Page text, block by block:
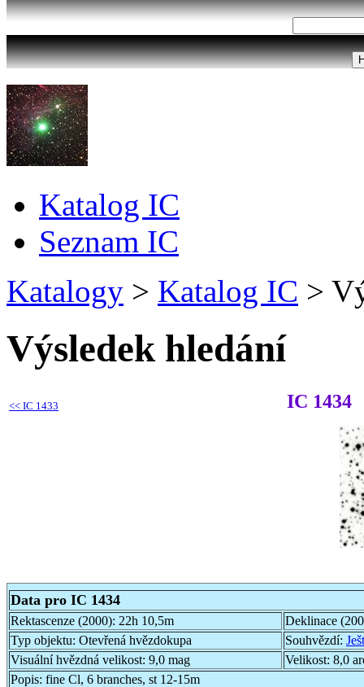
Katalog IC
Seznam IC
Katalogy > Katalog IC >
Výsledek hledání
<< IC 1433 IC 1434
Data pro IC 1434
Rektascenze (2000): 22h 10,5m
Deklinace
Typ objektu: Otevřená hvězdokupa Souhvězdí:
Visuální hvězdná velikost: 9,0 mag Velikost: 8,0
Popis: fine Cl, 6 branches, st 12-15m